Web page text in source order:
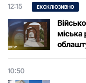
12:15 ЕКСКЛЮЗИВНО
міська
10:50